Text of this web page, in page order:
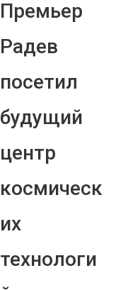
Премьер
Радев
посетил
будущий
центр
космическ
их
технологи